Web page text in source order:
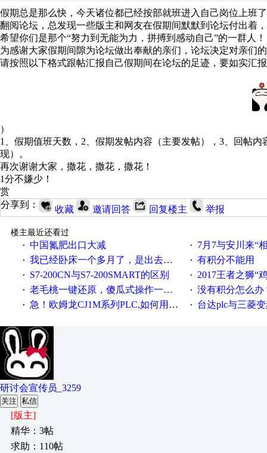
假期总是那么快，今天诸位都已经按部就班进入自己岗位上班
翻阅论坛，总发现一些版主和网友在假期间默默到论坛付出着
希望你们是那个“努力到无能为力，拼搏到感动自己”的一群人！
为感谢大家假期间隙为论坛做出奉献的亲们，论坛决定对亲们
请按照以下格式跟帖汇报自己假期间在论坛的足迹，要如实汇
）
1、假期值班天数，2、假期发帖内容（主要发帖），3、回帖
现）。
再次谢谢大家，撒花，撒花，撒花！
1分不嫌少！
赏
分享到：
收藏 邀请回答 回复楼主 举报
楼主最近还看过
· 中国氮肥出口大减 · 7月7与安川来“
· 我已经卧床一个多月了，是出去安装机械手在高速遭遇车祸所致:大家工作都要特别注意啊 · 有积分不能用
· S7-200CN与S7-200SMART的区别 · 2017王者之狮“鸡”情签到
· 老毛桃一键还原，傻瓜式操作一键轻松备份还原；程序为向导式安装，一键即可实现自动备份或还原系统。 · 没有积分怎么办
· 急！欧姆龙CJ1M系列PLC,如何用时间控制变频器。要求时间在组态王中可以自由输入！拜托各位大神了！ · 台达plc与三菱
研讨会宣传员_3259
关注 私信
[版主]
精华：3帖
求助：110帖